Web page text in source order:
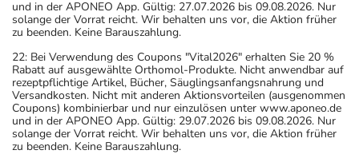
und in der APONEO App. Gültig: 27.07.2026 bis 09.08.2026. Nur
solange der Vorrat reicht. Wir behalten uns vor, die Aktion früher
zu beenden. Keine Barauszahlung.
22: Bei Verwendung des Coupons "Vital2026" erhalten Sie 20 %
Rabatt auf ausgewählte Orthomol-Produkte. Nicht anwendbar auf
rezeptpflichtige Artikel, Bücher, Säuglingsanfangsnahrung und
Versandkosten. Nicht mit anderen Aktionsvorteilen (ausgenommen
Coupons) kombinierbar und nur einzulösen unter www.aponeo.de
und in der APONEO App. Gültig: 29.07.2026 bis 09.08.2026. Nur
solange der Vorrat reicht. Wir behalten uns vor, die Aktion früher
zu beenden. Keine Barauszahlung.